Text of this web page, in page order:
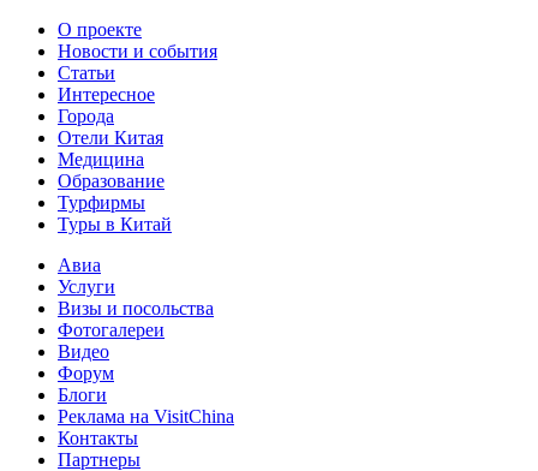
О проекте
Новости и события
Статьи
Интересное
Города
Отели Китая
Медицина
Образование
Турфирмы
Туры в Китай
Авиа
Услуги
Визы и посольства
Фотогалереи
Видео
Форум
Блоги
Реклама на VisitChina
Контакты
Партнеры